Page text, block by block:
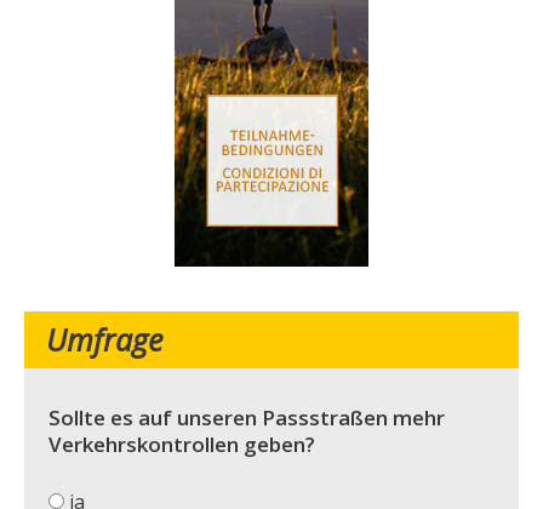
Umfrage
Sollte es auf unseren Passstraßen mehr
Verkehrskontrollen geben?
ja